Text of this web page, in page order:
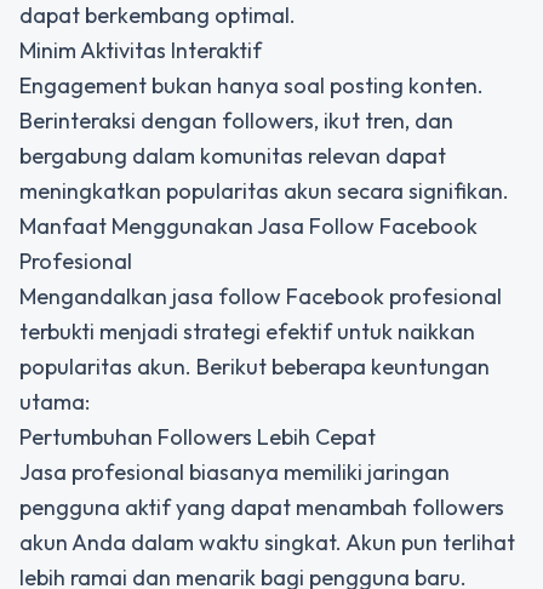
dapat berkembang optimal.
Minim Aktivitas Interaktif
Engagement bukan hanya soal posting konten.
Berinteraksi dengan followers, ikut tren, dan
bergabung dalam komunitas relevan dapat
meningkatkan popularitas akun secara signifikan.
Manfaat Menggunakan Jasa Follow Facebook
Profesional
Mengandalkan jasa follow Facebook profesional
terbukti menjadi strategi efektif untuk naikkan
popularitas akun. Berikut beberapa keuntungan
utama:
Pertumbuhan Followers Lebih Cepat
Jasa profesional biasanya memiliki jaringan
pengguna aktif yang dapat menambah followers
akun Anda dalam waktu singkat. Akun pun terlihat
lebih ramai dan menarik bagi pengguna baru.